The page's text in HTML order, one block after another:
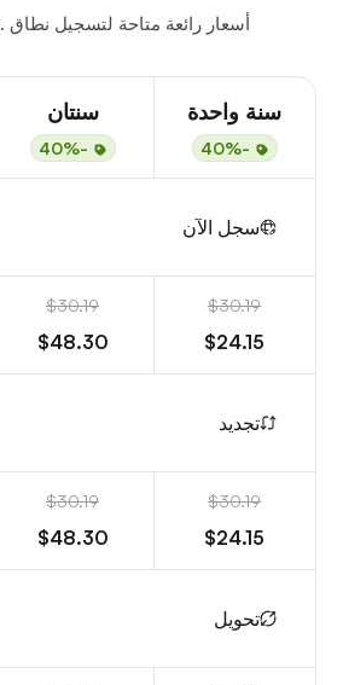
أسعار رائعة متاحة لتسجيل نطاق .cn الخاص بك.
سنة واحدة
-40%
سنتان
-40%
سجل الآن
$30.19
$24.15
$30.19
$48.30
تجديد
$30.19
$24.15
$30.19
$48.30
تحويل